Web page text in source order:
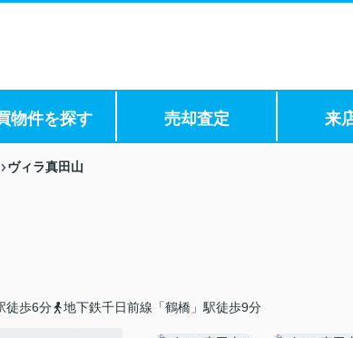
物件を探す 売却査定 来
ヴィラ真田山
徒歩6分 地下鉄千日前線「鶴橋」駅徒歩9分